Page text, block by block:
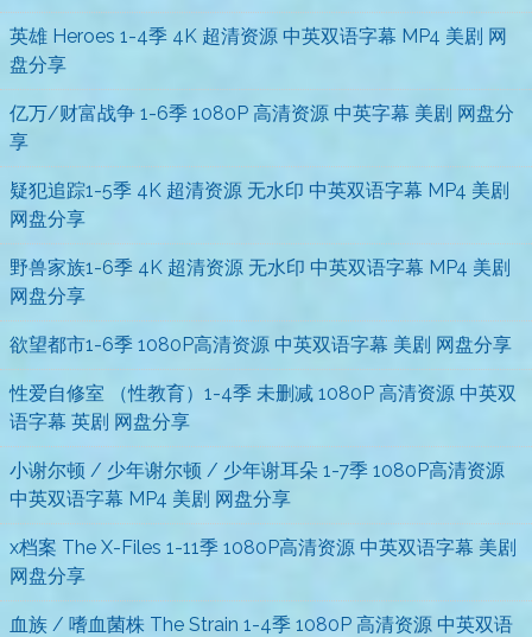
英雄 Heroes 1-4季 4K 超清资源 中英双语字幕 MP4 美剧 网
盘分享
亿万/财富战争 1-6季 1080P 高清资源 中英字幕 美剧 网盘分
享
疑犯追踪1-5季 4K 超清资源 无水印 中英双语字幕 MP4 美剧
网盘分享
野兽家族1-6季 4K 超清资源 无水印 中英双语字幕 MP4 美剧
网盘分享
欲望都市1-6季 1080P高清资源 中英双语字幕 美剧 网盘分享
性爱自修室 （性教育）1-4季 未删减 1080P 高清资源 中英双
语字幕 英剧 网盘分享
小谢尔顿 / 少年谢尔顿 / 少年谢耳朵 1-7季 1080P高清资源
中英双语字幕 MP4 美剧 网盘分享
x档案 The X-Files 1-11季 1080P高清资源 中英双语字幕 美剧
网盘分享
血族 / 嗜血菌株 The Strain 1-4季 1080P 高清资源 中英双语